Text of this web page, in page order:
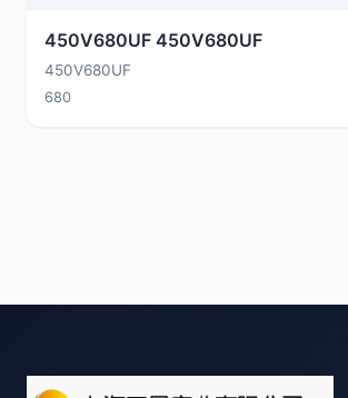
450V680UF 450V680UF
450V680UF
680